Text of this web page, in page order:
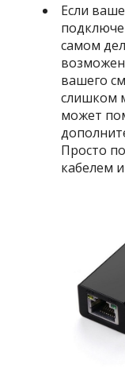
Если
самом
вашего
слишком
может
Просто
кабелем